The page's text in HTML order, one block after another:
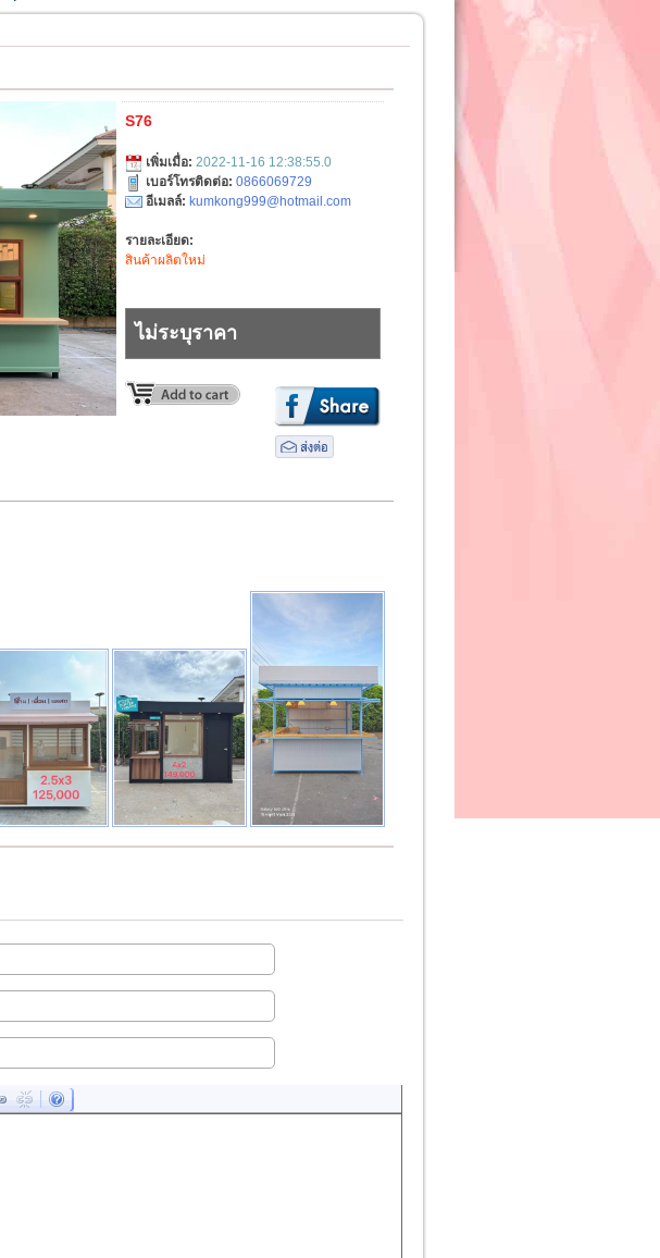
S76
เพิ่มเมื่อ: 2022-11-16 12:38:55.0
เบอร์โทรติดต่อ: 0866069729
อีเมลล์: kumkong999@hotmail.com
รายละเอียด:
สินค้าผลิตใหม่
ไม่ระบุราคา